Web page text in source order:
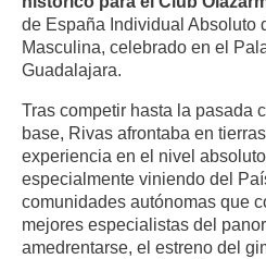
de España Individual Absoluto
Masculina, celebrado en el
Guadalajara.
Tras competir hasta la pasada
base, Rivas afrontaba en
experiencia en el nivel
especialmente viniendo del
comunidades autónomas que
mejores especialistas del
amedrentarse, el estreno del